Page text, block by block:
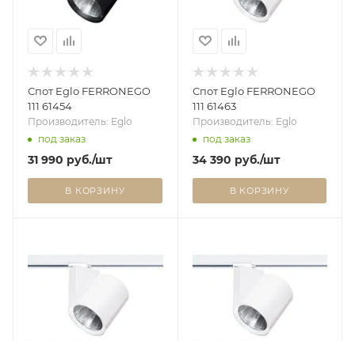
Спот Eglo FERRONEGO
111 61454
Производитель: Eglo
под заказ
31 990 руб./шт
В КОРЗИНУ
Спот Eglo FERRONEGO
111 61463
Производитель: Eglo
под заказ
34 390 руб./шт
В КОРЗИНУ